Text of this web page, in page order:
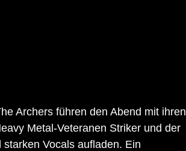
Archers führen den Abend mit ihren
Metal-Veteranen Striker und der
Vocals aufladen. Ein